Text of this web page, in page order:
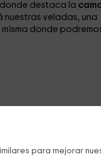
para mejorar
destaca la
nuestras veladas, una
donde